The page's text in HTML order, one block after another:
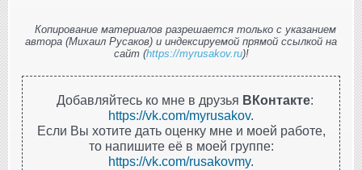
Копирование материалов разрешается только с указанием
автора (Михаил Русаков) и индексируемой прямой ссылкой на
сайт (https://myrusakov.ru)!
Добавляйтесь ко мне в друзья ВКонтакте:
https://vk.com/myrusakov.
Если Вы хотите дать оценку мне и моей работе,
то напишите её в моей группе:
https://vk.com/rusakovmy.